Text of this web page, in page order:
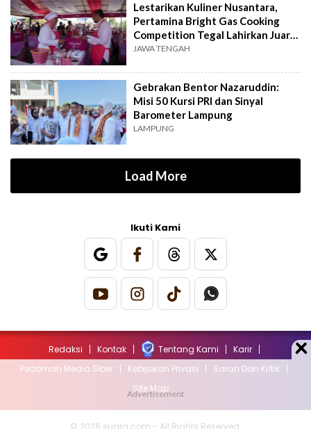
Lestarikan Kuliner Nusantara,
Pertamina Bright Gas Cooking
Competition Tegal Lahirkan Juara
Baru
JAWA TENGAH
Gebrakan Bentor Nazaruddin:
Misi 50 Kursi PRI dan Sinyal
Barometer Lampung
LAMPUNG
Load More
Ikuti Kami
Redaksi Kontak Tentang Kami
Karir
Pedoman Media Siber
Kebijakan Privasi
Saran Dan Kritik
Site Map
© 2026 suara.com - All Rights Reserved.